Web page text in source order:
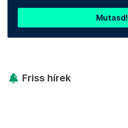
Mutasd!
Friss hírek